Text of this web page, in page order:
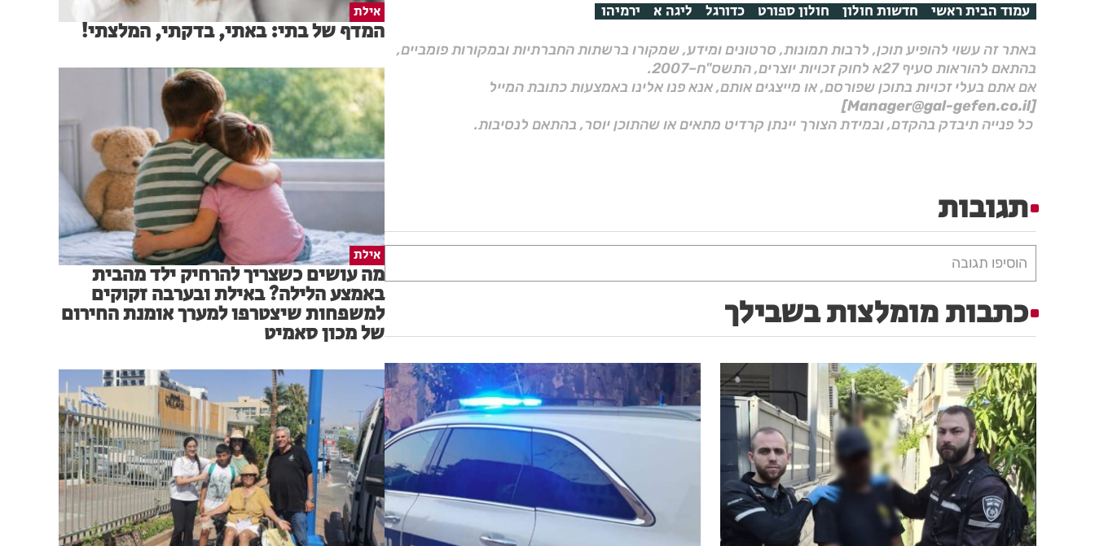
עמוד הבית ראשי חדשות חולון חולון ספורט כדורגל ליגה א ירמיהו
באתר זה עשוי להופיע תוכן, לרבות תמונות, סרטונים ומידע, שמקורו ברשתות החברתיות ובמקורות פומביים,
בהתאם להוראות סעיף 27א לחוק זכויות יוצרים, התשס"ח–2007.
אם אתם בעלי זכויות בתוכן שפורסם, או מייצגים אותם, אנא פנו אלינו באמצעות כתובת המייל
[Manager@gal-gefen.co.il]
כל פנייה תיבדק בהקדם, ובמידת הצורך יינתן קרדיט מתאים או שהתוכן יוסר, בהתאם לנסיבות.
תגובות
הוסיפו תגובה
כתבות מומלצות בשבילך
אילת
המדף של בתי: באתי, בדקתי, המלצתי!
אילת
מה עושים כשצריך להרחיק ילד מהבית
באמצע הלילה? באילת ובערבה זקוקים
למשפחות שיצטרפו למערך אומנת החירום
של מכון סאמיט